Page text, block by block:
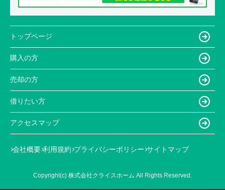
トップページ
購入の方
売却の方
借りたい方
アクセスマップ
会社概要 利用規約 プライバシーポリシー サイトマップ
Copyright(c) 株式会社クライスホーム All Rights Reserved.